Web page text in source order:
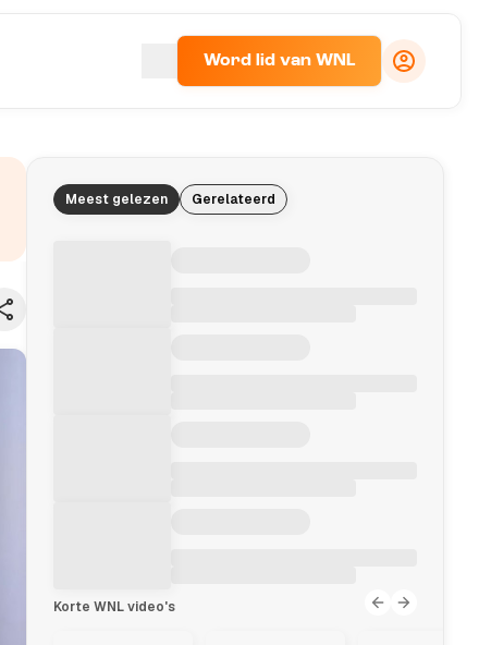
Word lid van WNL
Meest gelezen Gerelateerd
Korte WNL video's